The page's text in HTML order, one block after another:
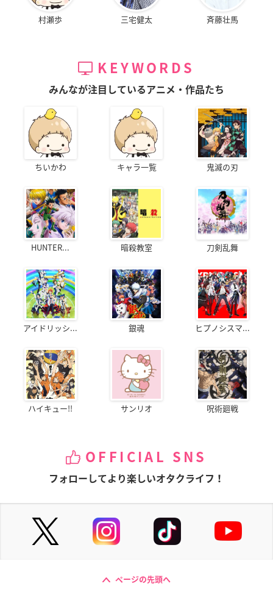
村瀬歩 三宅健太 斉藤壮馬
KEYWORDS
みんなが注目しているアニメ・作品たち
ちいかわ キャラ一覧 鬼滅の刃
HUNTER... 暗殺教室 刀剣乱舞
アイドリッシ... 銀魂 ヒプノシスマ...
ハイキュー!! サンリオ 呪術廻戦
OFFICIAL SNS
フォローしてより楽しいオタクライフ！
ページの先頭へ